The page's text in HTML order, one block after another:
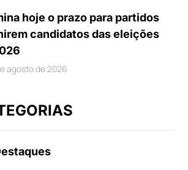
hoje o prazo para partidos
candidatos das eleições
agosto de 2026